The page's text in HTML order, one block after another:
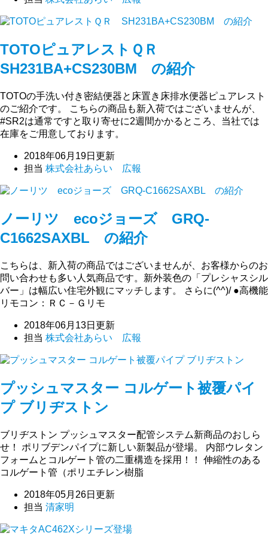
TOTOピュアレストＱＲ
SH231BA+CS230BM の紹介
TOTOの手洗い付き密結便器と床置き床排水便器ピュアレスト
のご紹介です。 こちらの商品も新入荷ではございませんが、
#SR2は通常ですと取り寄せに2週間かかるところ、当社では
在庫をご用意しております。
2018年06月19日更新
担当 株式会社あらい 広報
ノーリツ ecoジョーズ GRQ-
C1662SAXBL の紹介
こちらは、新入荷の商品ではございませんが、お客様からのお
問い合わせも多い人気商品です。新外装色の「プレシャスシル
バー」は幅広い住宅外観にマッチします。 さらに(^^)/ ●高機能
リモコン：ＲＣ－Ｇリモ
2018年06月13日更新
担当 株式会社あらい 広報
プッシュマスター コルゲート被覆パイ
プ ブリヂストン
ブリヂストン プッシュマスター配管システム新商品のおしら
せ！ ポリブデンパイプに新しい新製品が登場。 内部ウレタン
フォームとコルゲート管の二重構造を採用！！ 伸縮性のある
コルゲート管（ポリエチレン樹脂
2018年05月26日更新
担当 清家明